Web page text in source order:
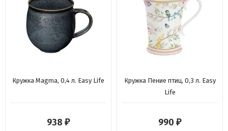
Кружка Magma, 0,4 л. Easy Life
938 ₽
Кружка Пение птиц, 0,3 л. Easy
Life
990 ₽